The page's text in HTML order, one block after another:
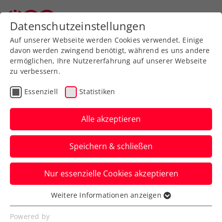
Zurück zur Newsübersicht
Turniere
Generali Open Kitzbühel:
Novak schafft Sprung in
den Hauptbewerb
Damit schlägt ein Österreicher-Quartett
im Hauptfeld des ATP-250-Turniers in
Tirol auf.
Verfasst von: Presseaussendung / Redaktion, 30.07.2023
Datenschutzeinstellungen
Auf unserer Webseite werden Cookies verwendet. Einige
davon werden zwingend benötigt, während es uns andere
ermöglichen, Ihre Nutzererfahrung auf unserer Webseite
zu verbessern.
Essenziell Statistiken
Alle akzeptieren
Speichern & schließen
Nur essenzielle Cookies akzeptieren
Essenziell
Essenzielle Cookies werden für grundlegende
Weitere Informationen anzeigen
Powered by